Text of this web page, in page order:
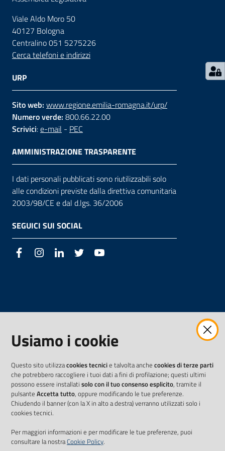
Contatti
su
Viale Aldo Moro 50
40127 Bologna
Centralino 051 5275226
Cerca telefoni e indirizzi
URP
Sito web: www.regione.emilia-romagna.it/urp/
Numero verde: 800.66.22.00
Scrivici:e-mail - PEC
AMMINISTRAZIONE TRASPARENTE
I dati personali pubblicati sono riutilizzabili solo
alle condizioni previste dalla direttiva comunitaria
2003/98/CE e dal d.lgs. 36/2006
SEGUICI SUI SOCIAL
FacebookInstagramLinkedIn Twitter
Usiamo i cookie
Questo sito utilizzacookies tecnicie talvolta anche cookies di terze parti
che potrebbero raccogliere i tuoi dati a fini di profilazione; questi ultimi
possono essere installati solo con il tuo consenso esplicito, tramite il
pulsante Accetta tutto, oppure modificando le tue preferenze.
Chiudendo il banner (con la X in alto a destra) verranno utilizzati solo i
cookies tecnici.
Per maggiori informazioni e per modificare le tue preferenze, puoi
consultare la nostraCookie Policy.